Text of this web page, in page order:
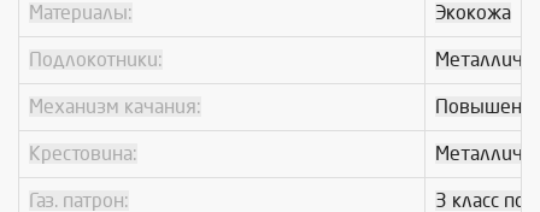
Материалы: Экокожа
Подлокотники:
Механизм качания:
Крестовина:
Газ. патрон: 3 класс по